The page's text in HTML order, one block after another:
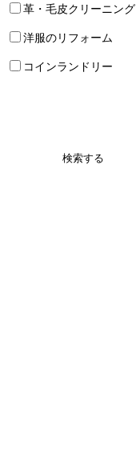
革・毛皮クリーニング
洋服のリフォーム
コインランドリー
検索する